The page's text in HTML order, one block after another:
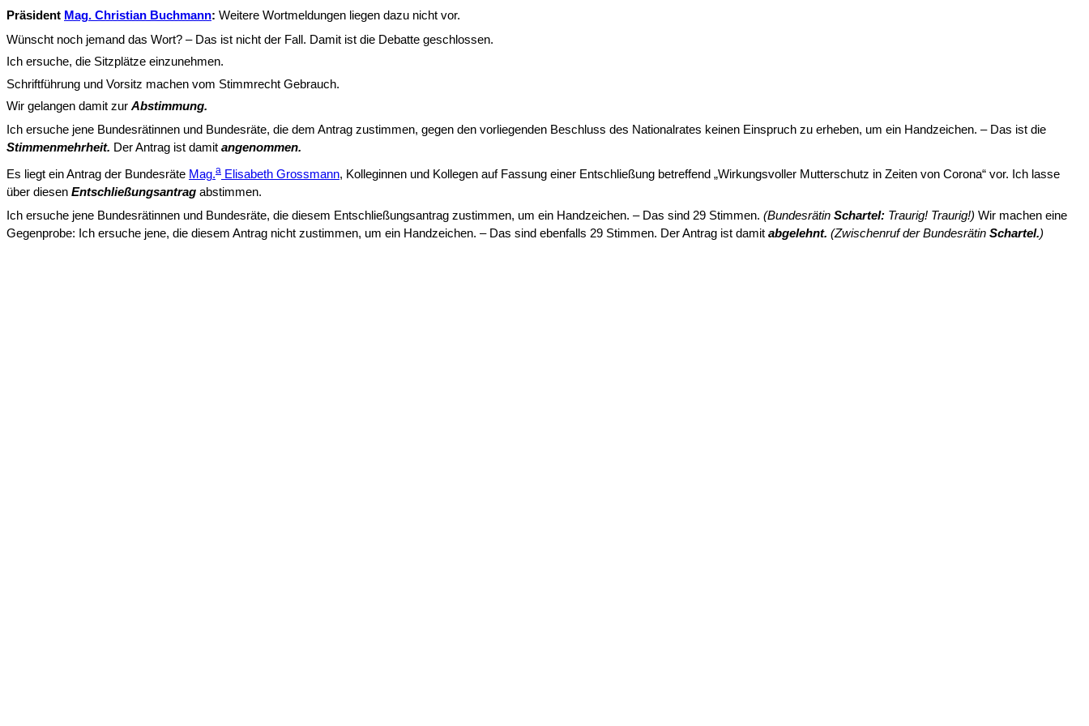
Präsident Mag. Christian Buchmann: Weitere Wortmeldungen liegen dazu nicht vor.
Wünscht noch jemand das Wort? – Das ist nicht der Fall. Damit ist die Debatte ge­schlossen.
Ich ersuche, die Sitzplätze einzunehmen.
Schriftführung und Vorsitz machen vom Stimmrecht Gebrauch.
Wir gelangen damit zur Abstimmung.
Ich ersuche jene Bundesrätinnen und Bundesräte, die dem Antrag zustimmen, gegen den vorliegenden Beschluss des Nationalrates keinen Einspruch zu erheben, um ein Handzeichen. – Das ist die
Stimmenmehrheit. Der Antrag ist damit angenommen.
Es liegt ein Antrag der Bundesräte Mag.a Elisabeth Grossmann, Kolleginnen und Kolle­gen auf Fassung einer Entschließung betreffend „Wirkungsvoller Mutterschutz in Zeiten von Corona“ vor. Ich lasse
über diesen Entschließungsantrag abstimmen.
Ich ersuche jene Bundesrätinnen und Bundesräte, die diesem Entschließungsantrag zu­stimmen, um ein Handzeichen. – Das sind 29 Stimmen. (Bundesrätin Schartel: Traurig! Traurig!) Wir machen eine
Gegenprobe: Ich ersuche jene, die diesem Antrag nicht zu­stimmen, um ein Handzeichen. – Das sind ebenfalls 29 Stimmen. Der Antrag ist damit abgelehnt. (Zwischenruf der Bundesrätin Schartel.)